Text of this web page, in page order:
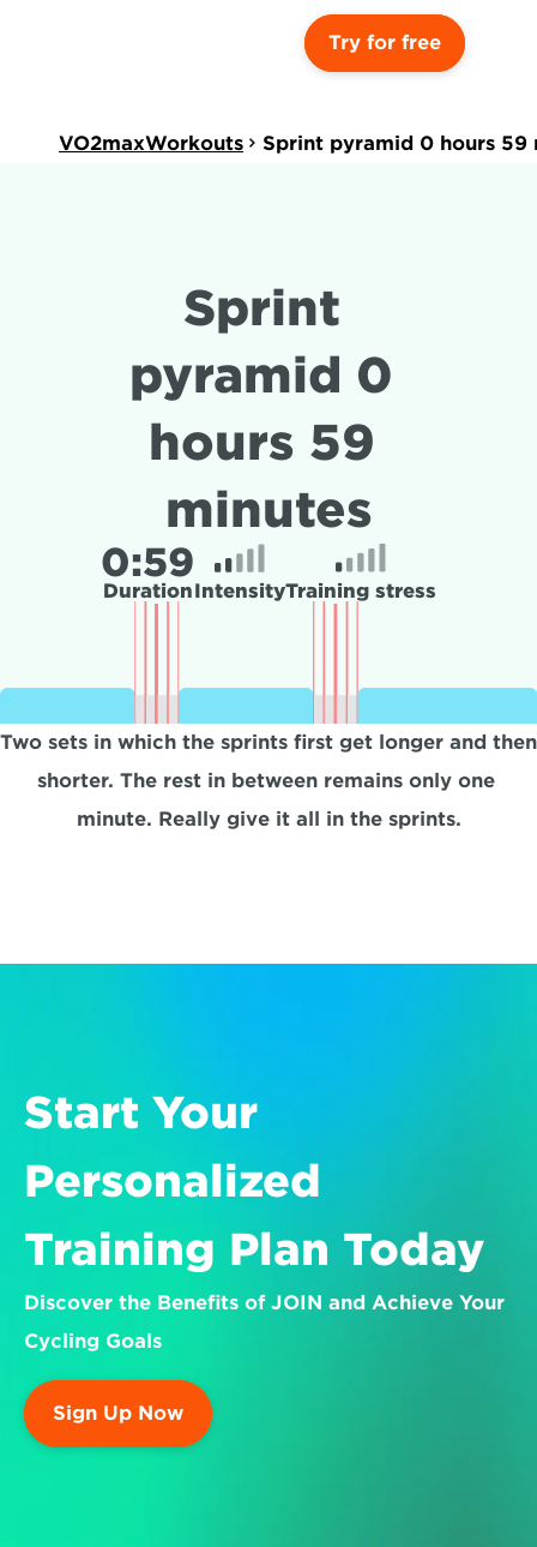
Try for free
VO2maxWorkouts Sprint pyramid 0 hours 59
Sprint
pyramid 0
hours 59
minutes
0:59
DurationIntensityTraining stress
Two sets in which the sprints first get longer and then
shorter. The rest in between remains only one
minute. Really give it all in the sprints.
Start Your
Personalized
Training Plan Today
Discover the Benefits of JOIN and Achieve Your
Cycling Goals
Sign Up Now